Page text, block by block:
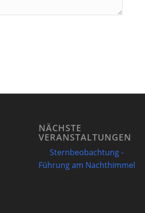
NÄCHSTE
VERANSTALTUNGEN
Sternbeobachtung -
Führung am Nachthimmel